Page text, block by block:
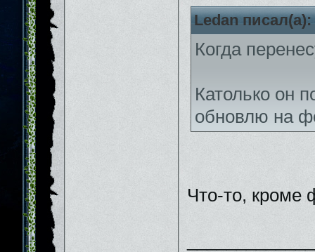
Ledan писал(а):
Когда
Католько он
обновлю на
Что-то, кроме